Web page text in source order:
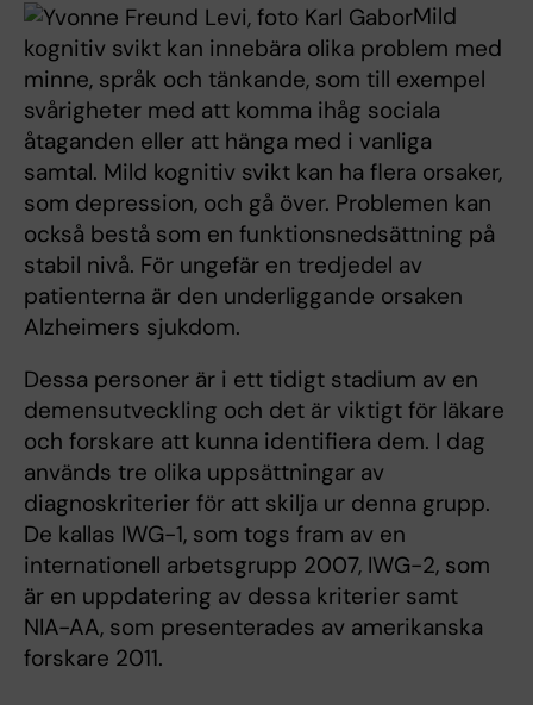
Mild
kognitiv svikt kan innebära olika problem med
minne, språk och tänkande, som till exempel
svårigheter med att komma ihåg sociala
åtaganden eller att hänga med i vanliga
samtal. Mild kognitiv svikt kan ha flera orsaker,
som depression, och gå över. Problemen kan
också bestå som en funktionsnedsättning på
stabil nivå. För ungefär en tredjedel av
patienterna är den underliggande orsaken
Alzheimers sjukdom.
Dessa personer är i ett tidigt stadium av en
demensutveckling och det är viktigt för läkare
och forskare att kunna identifiera dem. I dag
används tre olika uppsättningar av
diagnoskriterier för att skilja ur denna grupp.
De kallas IWG-1, som togs fram av en
internationell arbetsgrupp 2007, IWG-2, som
är en uppdatering av dessa kriterier samt
NIA-AA, som presenterades av amerikanska
forskare 2011.